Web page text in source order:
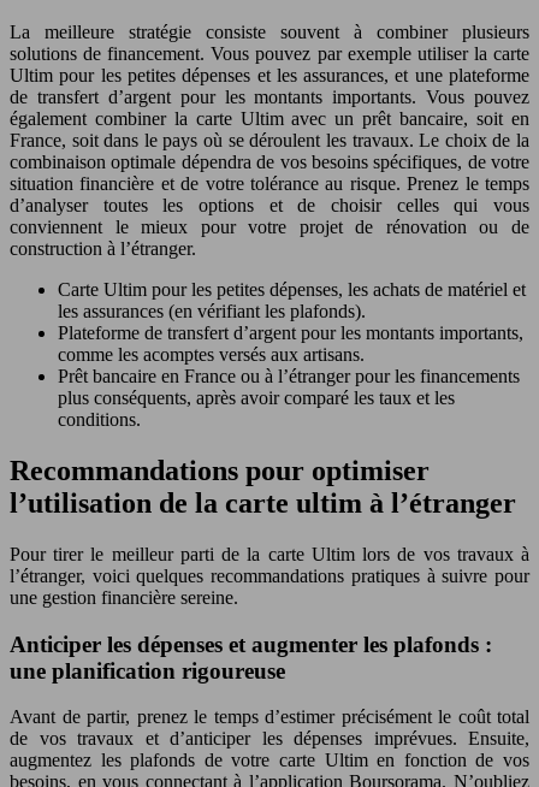
La meilleure stratégie consiste souvent à combiner plusieurs
solutions de financement. Vous pouvez par exemple utiliser la carte
Ultim pour les petites dépenses et les assurances, et une plateforme
de transfert d’argent pour les montants importants. Vous pouvez
également combiner la carte Ultim avec un prêt bancaire, soit en
France, soit dans le pays où se déroulent les travaux. Le choix de la
combinaison optimale dépendra de vos besoins spécifiques, de votre
situation financière et de votre tolérance au risque. Prenez le temps
d’analyser toutes les options et de choisir celles qui vous
conviennent le mieux pour votre projet de rénovation ou de
construction à l’étranger.
Carte Ultim pour les petites dépenses, les achats de matériel et
les assurances (en vérifiant les plafonds).
Plateforme de transfert d’argent pour les montants importants,
comme les acomptes versés aux artisans.
Prêt bancaire en France ou à l’étranger pour les financements
plus conséquents, après avoir comparé les taux et les
conditions.
Recommandations pour optimiser
l’utilisation de la carte ultim à l’étranger
Pour tirer le meilleur parti de la carte Ultim lors de vos travaux à
l’étranger, voici quelques recommandations pratiques à suivre pour
une gestion financière sereine.
Anticiper les dépenses et augmenter les plafonds :
une planification rigoureuse
Avant de partir, prenez le temps d’estimer précisément le coût total
de vos travaux et d’anticiper les dépenses imprévues. Ensuite,
augmentez les plafonds de votre carte Ultim en fonction de vos
besoins, en vous connectant à l’application Boursorama. N’oubliez